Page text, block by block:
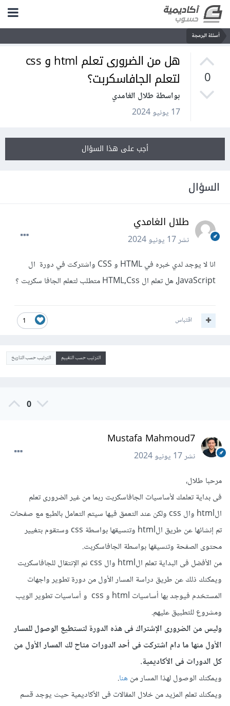
أسئلة البرمجة
0
هل من الضرورى تعلم html و css
لتعلم الجافاسكربت؟
بواسطة طلال الغامدي
17 يونيو 2024
أجب على هذا السؤال
السؤال
طلال الغامدي
نشر17 يونيو 2024
انا لا يوجد لدي خبره في HTML و CSS واشتركت في دورة ال
JavaScript, هل تعلم ال HTML,Css متطلب لتعلم الجافا سكربت ؟
1 اقتباس
الترتيب حسب التقييم الترتيب حسب التاريخ
0
Mustafa Mahmoud7
نشر17 يونيو 2024
مرحبا طلال،
فى بداية تعلمك لأساسيات الجافاسكربت ربما من غير الضرورى تعلم
الhtml وال css ولكن عند التعمق فيها سيتم التعامل بالطبع مع صفحات
تم إنشائها عن طريق الhtml وتنسيقها بواسطة css وستقوم بتغيير
محتوى الصفحة وتنسيقها بواسطة الجافاسكربت.
من الأفضل فى البداية تعلم الhtml وال css ثم الإنتقال للجافاسكربت
ويمكنك ذلك عن طريق دراسة المسار الأول من دورة تطوير واجهات
المستخدم
فيوجد بها أساسيات html و css و أساسيات تطوير الويب
ومشروع للتطبيق عليهم.
وليس من الضرورى الإشتراك فى هذه الدورة لتستطيع الوصول للمسار
الأول منها ما دام اشتركت فى أحد الدورات متاح لك المسار الأول من
كل الدورات فى الأكاديمية.
ويمكنك الوصول لهذا المسار منهنا.
ويمكنك تعلم المزيد من خلال المقالات فى الأكاديمية حيث يوجد قسم